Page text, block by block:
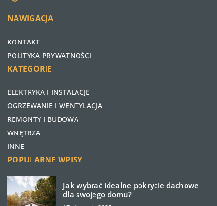
NAWIGACJA
KONTAKT
POLITYKA PRYWATNOŚCI
KATEGORIE
ELEKTRYKA I INSTALACJE
OGRZEWANIE I WENTYLACJA
REMONTY I BUDOWA
WNĘTRZA
INNE
POPULARNE WPISY
Jak wybrać idealne pokrycie dachowe
dla swojego domu?